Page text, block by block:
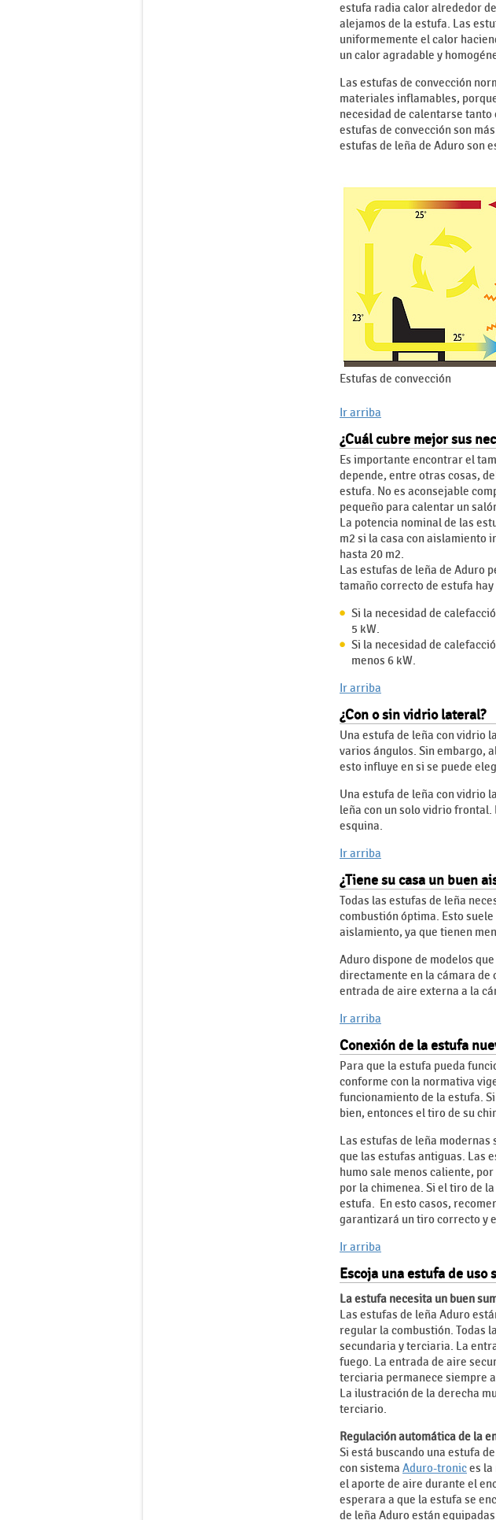
estufa radia calor alrededor
alejamos de la estufa. Las
uniformemente el calor
un calor agradable y
Las estufas de convección
materiales inflamables,
necesidad de calentarse
estufas de convección son
estufas de leña de Aduro son
Estufas de convección
Ir arriba
¿Cuál cubre mejor sus
Es importante encontrar el
depende, entre otras cosas,
estufa. No es aconsejable
pequeño para calentar un
La potencia nominal de las
m2 si la casa con aislamiento
hasta 20 m2.
Las estufas de leña de Aduro
tamaño correcto de estufa
Si la necesidad de
5 kW.
Si la necesidad de
menos 6 kW.
Ir arriba
¿Con o sin vidrio lateral?
Una estufa de leña con vidrio
varios ángulos. Sin embargo,
esto influye en si se puede
Una estufa de leña con vidrio
leña con un solo vidrio
esquina.
Ir arriba
¿Tiene su casa un buen
Todas las estufas de leña
combustión óptima. Esto
aislamiento, ya que tienen
Aduro dispone de modelos
directamente en la cámara de
entrada de aire externa a la
Ir arriba
Conexión de la estufa
Para que la estufa pueda
conforme con la normativa
funcionamiento de la estufa.
bien, entonces el tiro de su
Las estufas de leña
que las estufas antiguas. Las
humo sale menos caliente,
por la chimenea. Si el tiro de
estufa. En esto casos,
garantizará un tiro correcto y
Ir arriba
Escoja una estufa de uso
La estufa necesita un buen
Las estufas de leña Aduro
regular la combustión. Todas
secundaria y terciaria. La
fuego. La entrada de aire
terciaria permanece siempre
La ilustración de la derecha
terciario.
Regulación automática de la
Si está buscando una estufa
con sistema Aduro-tronices
el aporte de aire durante el
esperara a que la estufa se
de leña Aduro están